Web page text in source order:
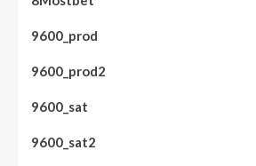
9600_prod
9600_prod2
9600_sat
9600_sat2